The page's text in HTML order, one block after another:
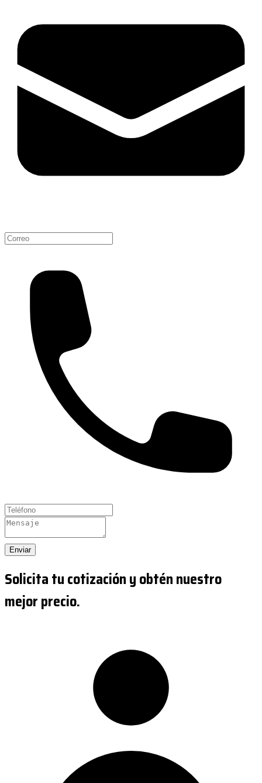
Enviar
Solicita tu cotización y obtén nuestro
mejor precio.